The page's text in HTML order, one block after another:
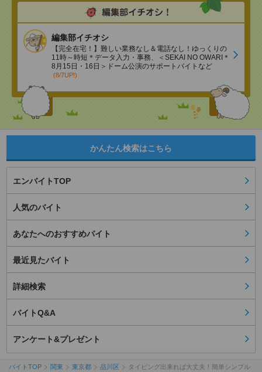
編集部イチオシ
【完全在宅！】難しい業務なし＆電話なし！ゆっくりの
11時～時短＊データ入力・事務、＜SEKAI NO OWARI＊
8月15日・16日＞ドーム公演のサポートバイトなど
(8/7UP!)
かんたん検索はこちら
エンバイトTOP
人気のバイト
あなたへのおすすめバイト
最近見たバイト
詳細検索
バイトQ&A
アンケート&プレゼント
バイトTOP 関東 東京都 品川区 タイピング出来れば大丈夫！簡単シンプル